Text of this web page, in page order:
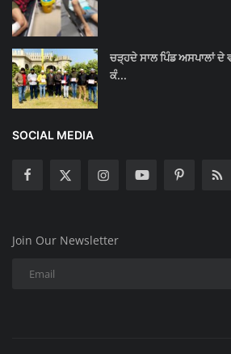
ਚੜ੍ਹਦੇ ਸਾਲ ਪਿੰਡ ਅਸਪਾਲਾਂ ਦੇ
ਕੰ...
SOCIAL MEDIA
Join Our Newsletter